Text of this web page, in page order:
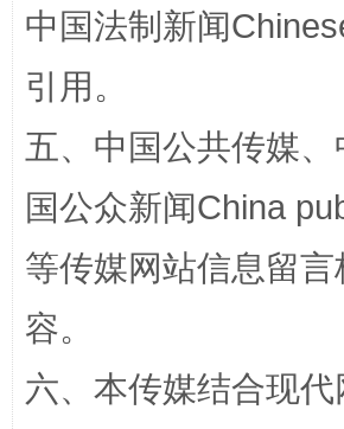
漫山遍野的桃花与雪山、麦地、白藏房
中国法制新闻
引用。
五、中国公共传媒
国公众新闻China
等传媒网站信息留
容。
六、本传媒结合现